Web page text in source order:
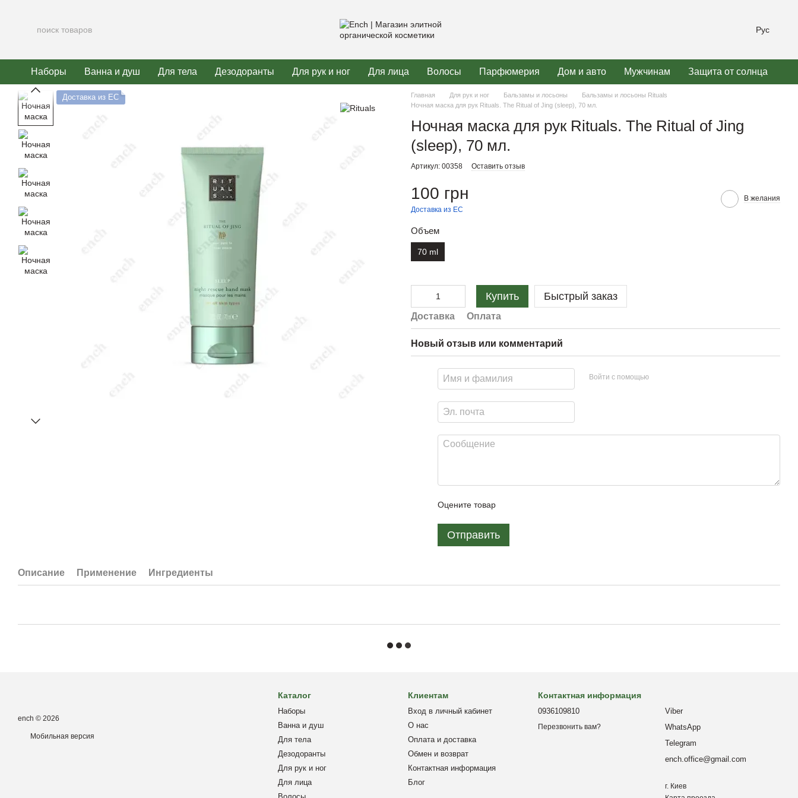
Рус
Наборы Ванна и душ Для тела Дезодоранты Для рук и ног Для лица Волосы Парфюмерия Дом и авто Мужчинам Защита от солнца
Доставка из ЕС Главная Для рук и ног Бальзамы и лосьоны
Бальзамы и лосьоны Rituals
Ночная маска для рук Rituals. The Ritual of Jing (sleep), 70 мл.
Ночная маска для рук Rituals. The Ritual of Jing
(sleep), 70 мл.
Артикул: 00358 Оставить отзыв
100 грн
Доставка из ЕС
В желания
Объем
70 ml
Купить Быстрый заказ
Доставка Оплата
Новый отзыв или комментарий
Войти с помощью
Оцените товар
Отправить
Описание Применение Ингредиенты
ench © 2026
Мобильная версия
Каталог
Наборы
Ванна и душ
Для тела
Дезодоранты
Для рук и ног
Для лица
Клиентам
Вход в личный кабинет
О нас
Оплата и доставка
Обмен и возврат
Контактная информация
Блог
Контактная информация
0936109810
Перезвонить вам?
Viber
WhatsApp
Telegram
ench.office@gmail.com
г. Киев